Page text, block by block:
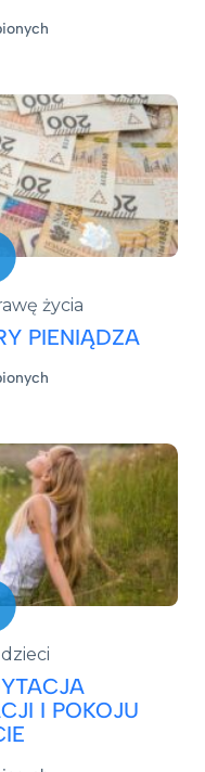
życia
PIENIĄDZA
I POKOJU
STAR, 60 cps –